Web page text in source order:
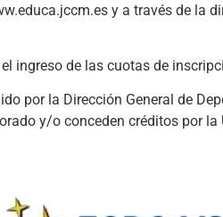
y a través de la
ingreso de las cuotas de
por la Dirección General de
y/o conceden créditos por la